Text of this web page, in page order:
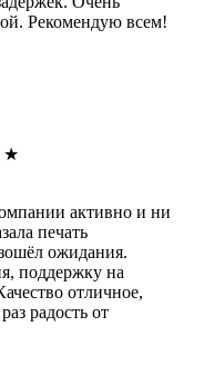
Рекомендую всем!
★
активно и ни
печать
ожидания.
поддержку на
отличное,
радость от